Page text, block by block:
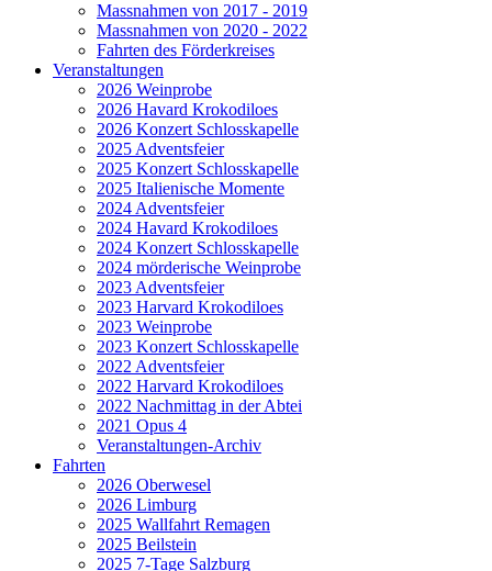
Massnahmen von 2017 - 2019
Massnahmen von 2020 - 2022
Fahrten des Förderkreises
Veranstaltungen
2026 Weinprobe
2026 Havard Krokodiloes
2026 Konzert Schlosskapelle
2025 Adventsfeier
2025 Konzert Schlosskapelle
2025 Italienische Momente
2024 Adventsfeier
2024 Havard Krokodiloes
2024 Konzert Schlosskapelle
2024 mörderische Weinprobe
2023 Adventsfeier
2023 Harvard Krokodiloes
2023 Weinprobe
2023 Konzert Schlosskapelle
2022 Adventsfeier
2022 Harvard Krokodiloes
2022 Nachmittag in der Abtei
2021 Opus 4
Veranstaltungen-Archiv
Fahrten
2026 Oberwesel
2026 Limburg
2025 Wallfahrt Remagen
2025 Beilstein
2025 7-Tage Salzburg